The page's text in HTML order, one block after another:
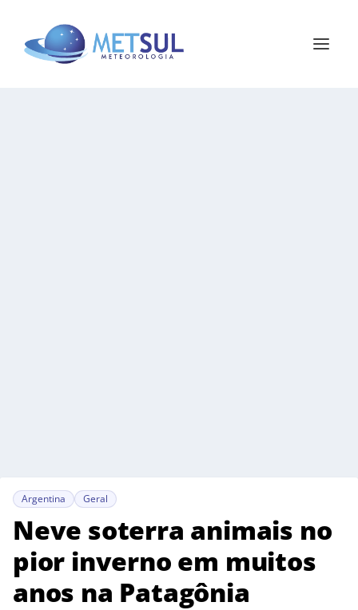
Argentina Geral
Neve soterra animais no
pior inverno em muitos
anos na Patagônia